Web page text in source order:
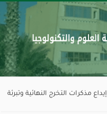
إيداع مذكرات التخرج النهائية وتبرئة